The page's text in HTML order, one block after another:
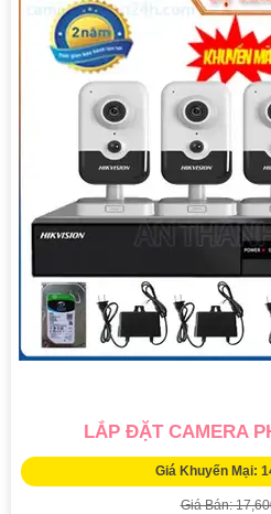
LẮP ĐẶT CAMERA
Giá Khuyến Mại:
Giá Bán: